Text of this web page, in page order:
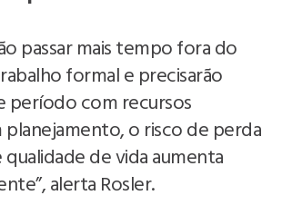
passar mais tempo fora do
formal e precisarão
período com recursos
planejamento, o risco de perda
de vida aumenta
alerta Rosler.